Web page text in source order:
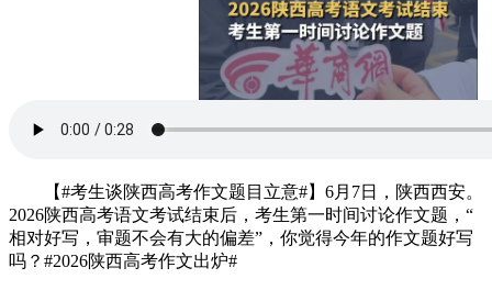
【#考生谈陕西高考作文题目立意#】6月7日，陕西西安。
2026陕西高考语文考试结束后，考生第一时间讨论作文题，“
相对好写，审题不会有大的偏差”，你觉得今年的作文题好写
吗？#2026陕西高考作文出炉#